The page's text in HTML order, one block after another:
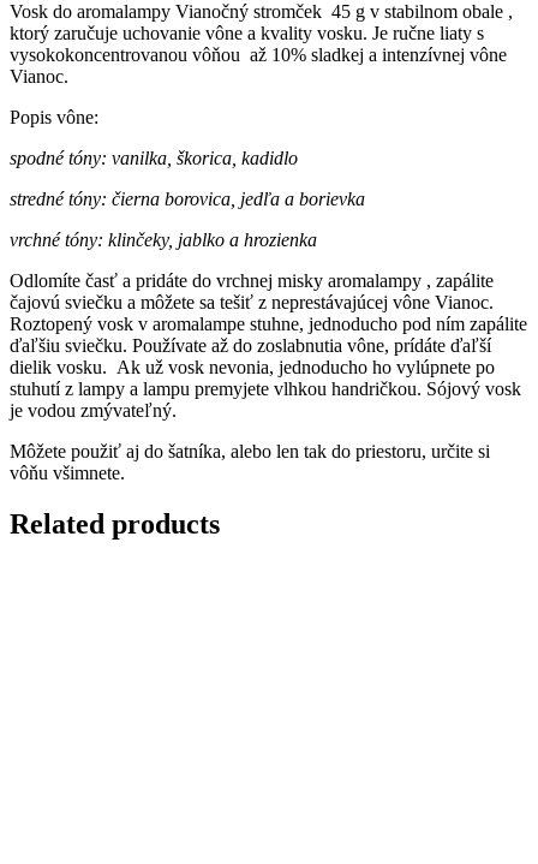
Vosk do aromalampy Vianočný stromček 45 g v stabilnom obale ,
ktorý zaručuje uchovanie vône a kvality vosku. Je ručne liaty s
vysokokoncentrovanou vôňou až 10% sladkej a intenzívnej vône
Vianoc.
Popis vône:
spodné tóny: vanilka, škorica, kadidlo
stredné tóny: čierna borovica, jedľa a borievka
vrchné tóny: klinčeky, jablko a hrozienka
Odlomíte časť a pridáte do vrchnej misky aromalampy , zapálite
čajovú sviečku a môžete sa tešiť z neprestávajúcej vône Vianoc.
Roztopený vosk v aromalampe stuhne, jednoducho pod ním zapálite
ďaľšiu sviečku. Používate až do zoslabnutia vône, prídáte ďaľší
dielik vosku. Ak už vosk nevonia, jednoducho ho vylúpnete po
stuhutí z lampy a lampu premyjete vlhkou handričkou. Sójový vosk
je vodou zmývateľný.
Môžete použiť aj do šatníka, alebo len tak do priestoru, určite si
vôňu všimnete.
Related products